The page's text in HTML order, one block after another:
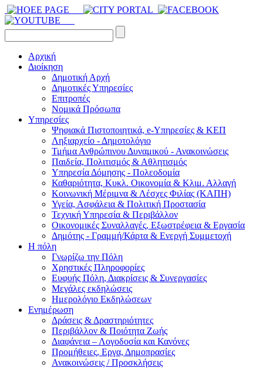
Αρχική
Διοίκηση
Δημοτική Αρχή
Δημοτικές Υπηρεσίες
Επιτροπές
Νομικά Πρόσωπα
Υπηρεσίες
Ψηφιακά Πιστοποιητικά, e-Υπηρεσίες & ΚΕΠ
Ληξιαρχείο - Δημοτολόγιο
Τμήμα Ανθρώπινου Δυναμικού - Ανακοινώσεις
Παιδεία, Πολιτισμός & Αθλητισμός
Υπηρεσία Δόμησης - Πολεοδομία
Καθαριότητα, Κυκλ. Οικονομία & Κλιμ. Αλλαγή
Kοινωνική Μέριμνα & Λέσχες Φιλίας (ΚΑΠΗ)
Υγεία, Ασφάλεια & Πολιτική Προστασία
Τεχνική Υπηρεσία & Περιβάλλον
Οικονομικές Συναλλαγές, Εξωστρέφεια & Εργασία
Δημότης - Γραμμή/Κάρτα & Ενεργή Συμμετοχή
Η πόλη
Γνωρίζω την Πόλη
Χρηστικές Πληροφορίες
Ευφυής Πόλη, Διακρίσεις & Συνεργασίες
Μεγάλες εκδηλώσεις
Ημερολόγιο Εκδηλώσεων
Ενημέρωση
Δράσεις & Δραστηριότητες
Περιβάλλον & Ποιότητα Ζωής
Διαφάνεια – Λογοδοσία και Κανόνες
Προμήθειες, Εργα, Δημοπρασίες
Ανακοινώσεις / Προσκλήσεις